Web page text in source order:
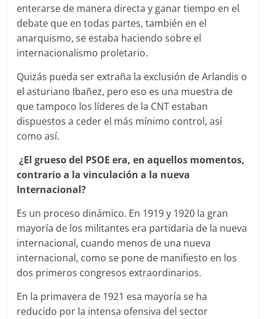
enterarse de manera directa y ganar tiempo en el
debate que en todas partes, también en el
anarquismo, se estaba haciendo sobre el
internacionalismo proletario.
Quizás pueda ser extraña la exclusión de Arlandis o
el asturiano Ibañez, pero eso es una muestra de
que tampoco los líderes de la CNT estaban
dispuestos a ceder el más mínimo control, así
como así.
¿El grueso del PSOE era, en aquellos momentos,
contrario a la vinculación a la nueva
Internacional?
Es un proceso dinámico. En 1919 y 1920 la gran
mayoría de los militantes era partidaria de la nueva
internacional, cuando menos de una nueva
internacional, como se pone de manifiesto en los
dos primeros congresos extraordinarios.
En la primavera de 1921 esa mayoría se ha
reducido por la intensa ofensiva del sector